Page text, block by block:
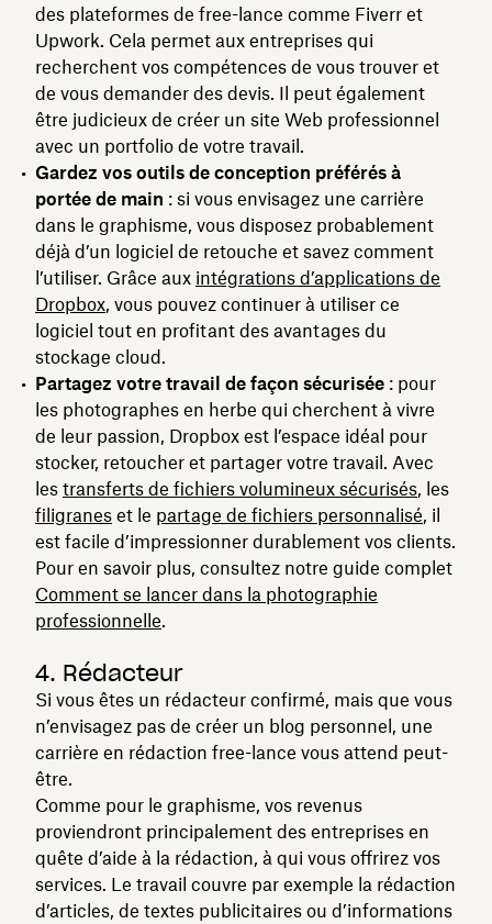
des plateformes de free-lance comme Fiverr et
Upwork. Cela permet aux entreprises qui
recherchent vos compétences de vous trouver et
de vous demander des devis. Il peut également
être judicieux de créer un site Web professionnel
avec un portfolio de votre travail.
Gardez vos outils de conception préférés à
portée de main : si vous envisagez une carrière
dans le graphisme, vous disposez probablement
déjà d’un logiciel de retouche et savez comment
l’utiliser. Grâce aux intégrations d’applications de
Dropbox, vous pouvez continuer à utiliser ce
logiciel tout en profitant des avantages du
stockage cloud.
Partagez votre travail de façon sécurisée : pour
les photographes en herbe qui cherchent à vivre
de leur passion, Dropbox est l’espace idéal pour
stocker, retoucher et partager votre travail. Avec
les transferts de fichiers volumineux sécurisés, les
filigranes et le partage de fichiers personnalisé, il
est facile d’impressionner durablement vos clients.
Pour en savoir plus, consultez notre guide complet
Comment se lancer dans la photographie
professionnelle.
4. Rédacteur
Si vous êtes un rédacteur confirmé, mais que vous
n’envisagez pas de créer un blog personnel, une
carrière en rédaction free-lance vous attend peut-
être.
Comme pour le graphisme, vos revenus
proviendront principalement des entreprises en
quête d’aide à la rédaction, à qui vous offrirez vos
services. Le travail couvre par exemple la rédaction
d’articles, de textes publicitaires ou d’informations